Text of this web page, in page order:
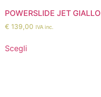
POWERSLIDE JET GIALLO
€ 139,00 IVA inc.
Scegli